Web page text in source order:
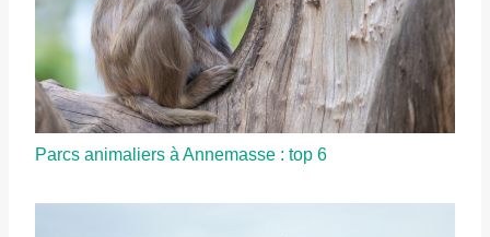
Parcs animaliers à Annemasse : top 6